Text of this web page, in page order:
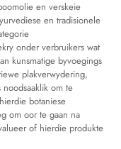
en verskeie
en tradisionele
onder verbruikers wat
kunsmatige byvoegings
plakverwydering,
om te
botaniese
om oor te gaan na
of hierdie produkte